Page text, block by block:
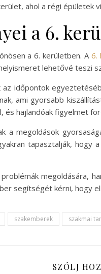
ahol a régi
a 6.
a 6. kerületben. A 6.
lehetővé teszi
az időpontok
ami gyorsabb
hajlandóak figyelmet
a megoldások
tapasztalják,
megoldására,
segítségét kérni, hogy
szakemberek szakmai
SZÓLJ